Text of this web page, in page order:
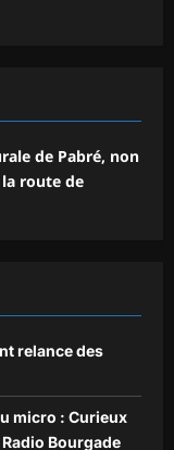
de Pabré, non
route de
relance des
micro : Curieux
Bourgade